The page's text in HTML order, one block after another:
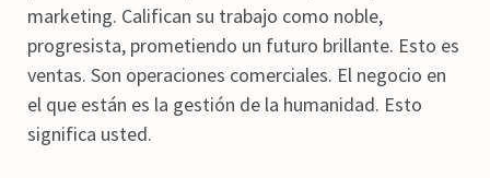
marketing. Califican su trabajo como noble,
progresista, prometiendo un futuro brillante. Esto es
ventas. Son operaciones comerciales. El negocio en
el que están es la gestión de la humanidad. Esto
significa usted.